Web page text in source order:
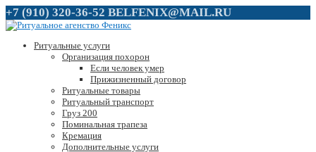
+7 (910) 320-36-52 BELFENIX@MAIL.RU
Ритуальные услуги
Организация похорон
Если человек умер
Прижизненный договор
Ритуальные товары
Ритуальный транспорт
Груз 200
Поминальная трапеза
Кремация
Дополнительные услуги